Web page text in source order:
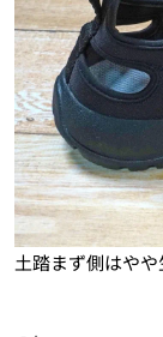
土踏まず側はやや